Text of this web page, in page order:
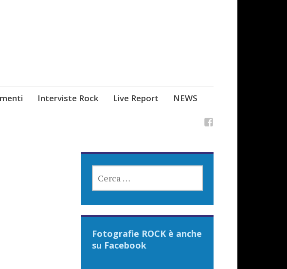
Interviste Rock Live Report NEWS
PER:
Fotografie ROCK è anche
su Facebook